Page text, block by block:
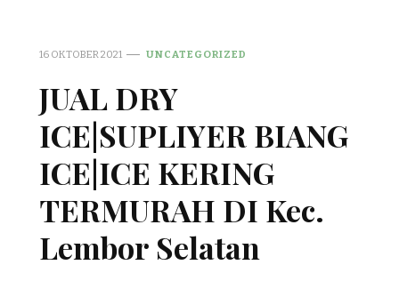
16 OKTOBER 2021 UNCATEGORIZED
JUAL DRY
ICE|SUPLIYER BIANG
ICE|ICE KERING
TERMURAH DI Kec.
Lembor Selatan